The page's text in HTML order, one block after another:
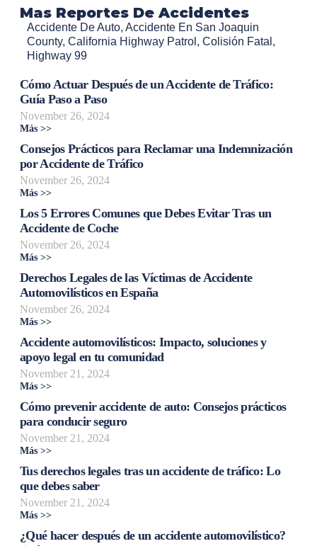
Mas Reportes De Accidentes
Accidente De Auto, Accidente En San Joaquin
County, California Highway Patrol , Colisión Fatal ,
Highway 99
Cómo Actuar Después de un Accidente de Tráfico:
Guía Paso a Paso
November 26, 2024
Más >>
Consejos Prácticos para Reclamar una Indemnización
por Accidente de Tráfico
November 26, 2024
Más >>
Los 5 Errores Comunes que Debes Evitar Tras un
Accidente de Coche
November 26, 2024
Más >>
Derechos Legales de las Víctimas de Accidente
Automovilísticos en España
November 26, 2024
Más >>
Accidente automovilísticos: Impacto, soluciones y
apoyo legal en tu comunidad
November 21, 2024
Más >>
Cómo prevenir accidente de auto: Consejos prácticos
para conducir seguro
November 21, 2024
Más >>
Tus derechos legales tras un accidente de tráfico: Lo
que debes saber
November 21, 2024
Más >>
¿Qué hacer después de un accidente automovilístico?